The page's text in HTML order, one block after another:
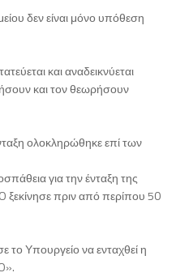
δεν είναι μόνο υπόθεση
και αναδεικνύεται
και τον θεωρήσουν
ολοκληρώθηκε επί των
για την ένταξη της
ξεκίνησε πριν από περίπου 50
Υπουργείο να ενταχθεί η